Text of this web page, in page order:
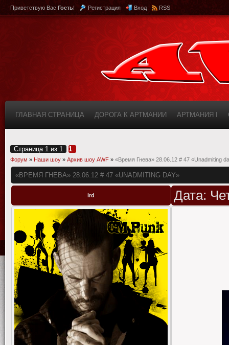
Приветствую Вас Гость! Регистрация Вход RSS
ГЛАВНАЯ СТРАНИЦА ДОРОГА К АРТМАНИИ АРТМАНИЯ I
Страница 1 из 1 1
Форум » Наши шоу » Архив шоу AWF » «Время Гнева» 28.06.12 # 47 «Unadmiting
«ВРЕМЯ ГНЕВА» 28.06.12 # 47 «UNADMITING DAY»
ird Дата: